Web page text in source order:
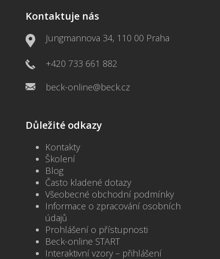
Kontaktuje nás
Jungmannova 34, 110 00 Praha
+420 733 661 882
beck-online@beck.cz
Důležité odkazy
Kontakty
Školení
Blog
Často kladené dotazy
Všeobecné obchodní podmínky
Informace o zpracování osobních
údajů
Prohlášení o přístupnosti
Beck-online START
Interaktivní vzory – přihlášení